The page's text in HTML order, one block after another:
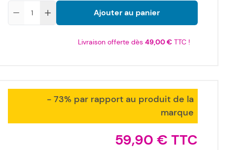
Ajouter au panier
Livraison offerte dès 49,00 €TTC !
- 73% par rapport au produit de la
marque
59,90 €